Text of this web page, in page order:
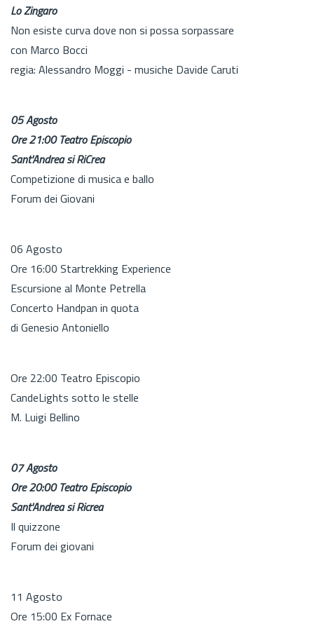
Lo Zingaro
Non esiste curva dove non si possa sorpassare
con Marco Bocci
regia: Alessandro Moggi - musiche Davide Caruti
05 Agosto
Ore 21:00 Teatro Episcopio
Sant'Andrea si RiCrea
Competizione di musica e ballo
Forum dei Giovani
06 Agosto
Ore 16:00 Startrekking Experience
Escursione al Monte Petrella
Concerto Handpan in quota
di Genesio Antoniello
Ore 22:00 Teatro Episcopio
CandeLights sotto le stelle
M. Luigi Bellino
07 Agosto
Ore 20:00 Teatro Episcopio
Sant'Andrea si Ricrea
Il quizzone
Forum dei giovani
11 Agosto
Ore 15:00 Ex Fornace